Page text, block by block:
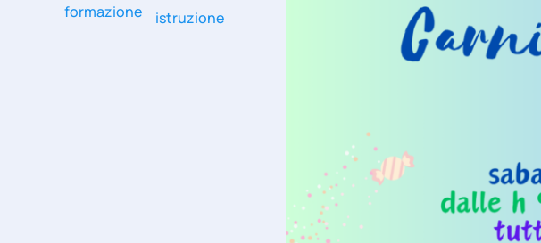
formazione
istruzione